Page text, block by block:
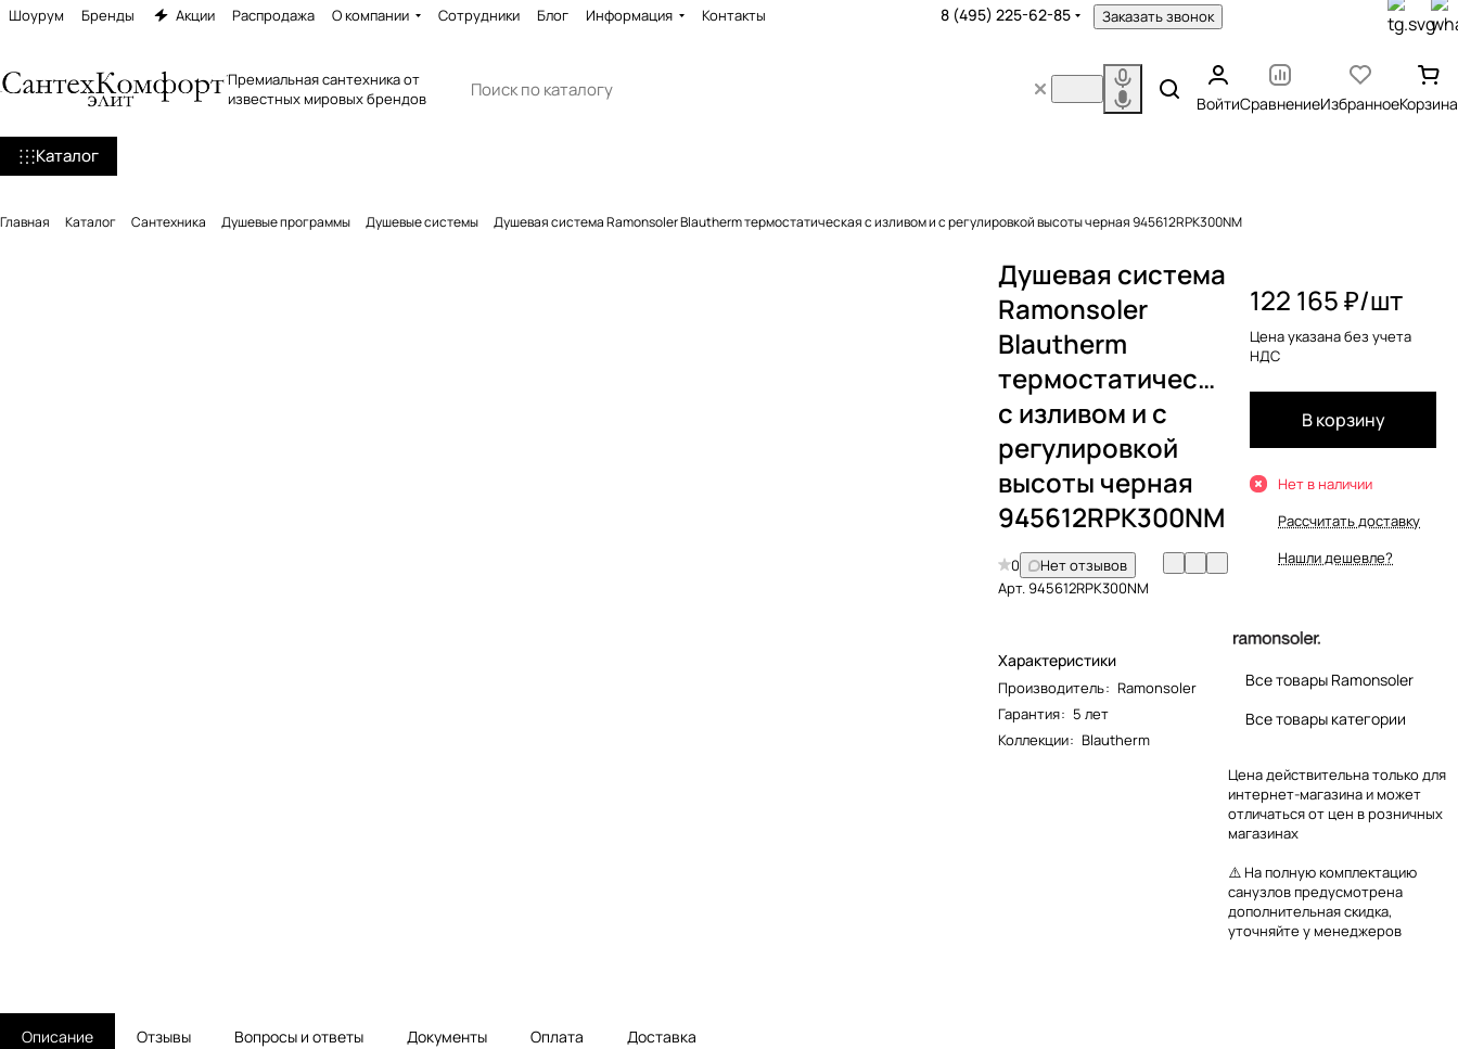
Шоурум Бренды Акции Распродажа О компании Сотрудники Блог Информация Контакты 8 (495) 225-62-85 Заказать звонок
Премиальная сантехника от
известных мировых брендов
ВойтиСравнениеИзбранноеКорзина
Каталог
Главная Каталог Сантехника Душевые программы Душевые системы Душевая система Ramonsoler Blautherm термостатическая с изливом и с регулировкой высоты черная 945612RPK300NM
Душевая система
Ramonsoler
Blautherm
термостатическая
с изливом и с
регулировкой
высоты черная
945612RPK300NM
0
Нет отзывов
Арт.945612RPK300NM
Характеристики
Производитель: Ramonsoler
Гарантия: 5 лет
Коллекции: Blautherm
122 165 ₽/шт
Цена указана без учета
НДС
В корзину
Нет в наличии
Рассчитать доставку
Нашли дешевле?
Все товары Ramonsoler
Все товары категории
Цена действительна только для
интернет-магазина и может
отличаться от цен в розничных
магазинах
⚠️ На полную комплектацию
санузлов предусмотрена
дополнительная скидка,
уточняйте у менеджеров
Описание Отзывы Вопросы и ответы Документы Оплата Доставка